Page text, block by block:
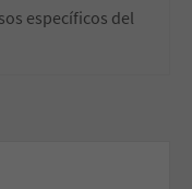
específicos del